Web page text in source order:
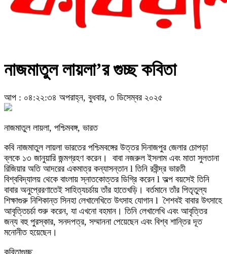
নাজমাতুল লায়লা’র গুচ্ছ কবিতা
আপ : ০৪:২২:৩৪ অপরাহ্ন, বুধবার, ৩ ডিসেম্বর ২০২৫
নাজমাতুল লায়লা, পশ্চিমবঙ্গ, ভারত
কবি নাজমাতুল লায়লা ভারতের পশ্চিমবঙ্গের উত্তর দিনাজপুর জেলার চোপড়া
ব্লকে ১৩ জানুয়ারি জন্মগ্রহণ করেন। বাবা নজরুল ইসলাম এবং মাতা সুলতানা
রিজিয়ার অতি আদরের একমাত্র কন্যাসন্তান l তিনি রবীন্দ্র ভারতী
বিশ্ববিদ্যালয় থেকে বাংলায় স্নাতকোত্তর ডিগ্রি করেন l অল্প বয়সেই তিনি
বাবার অনুপ্রেরণাতেই সাহিত্যচৰ্চায় তাঁর হাতেখড়ি। বর্তমানে তাঁর পিতৃতুল্য
শিক্ষাগুরু নিশিকান্ত সিনহা লেখালেখিতে উৎসাহ যোগান l শৈশবই বাবার উৎসাহে
আবৃত্তিচর্চা শুরু করেন, যা এখনো বহমান। তিনি লেখালেখি এবং আবৃত্তির
জন্য বহু পুরস্কার, সনদপত্র, সম্মাননা পেয়েছেন এবং বিশ্ব শান্তির দূত
মনোনীত হয়েছেন।